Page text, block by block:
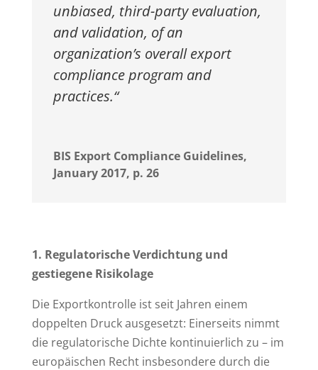
unbiased, third-party evaluation,
and validation, of an
organization’s overall export
compliance program and
practices.“
BIS Export Compliance Guidelines,
January 2017, p. 26
1. Regulatorische Verdichtung und
gestiegene Risikolage
Die Exportkontrolle ist seit Jahren einem
doppelten Druck ausgesetzt: Einerseits nimmt
die regulatorische Dichte kontinuierlich zu – im
europäischen Recht insbesondere durch die